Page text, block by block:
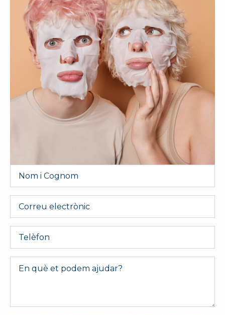
Nom
Email
Telèfon
Message